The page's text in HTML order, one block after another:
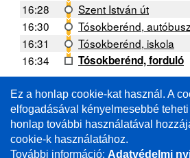
16:28
Szent István út
16:30
Tósokberénd,
16:31
Tósokberénd, iskola
16:34
Tósokberénd, forduló
A forgalmi helyzettől függően a
eltérés lehetséges. /
Deviations from the schedule are
on the traffic situation.
Ez a honlap cookie-kat használ. A
elfogadásával kényelmesebbé
honlap további használatával
cookie-k használatához.
További információ: Adatvédelmi